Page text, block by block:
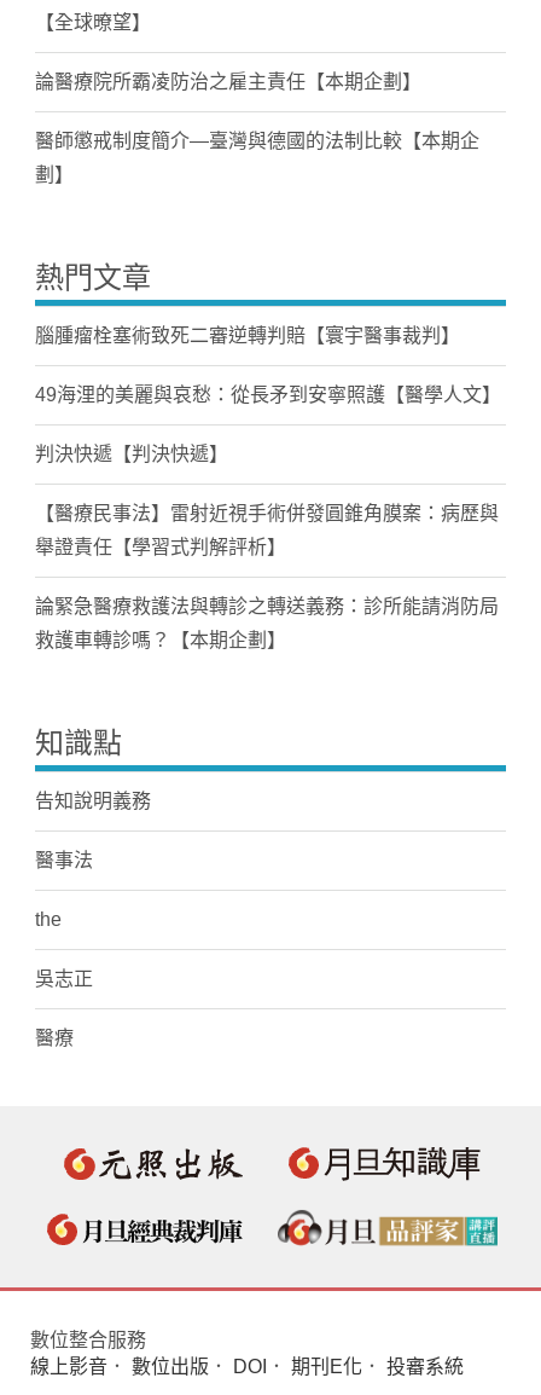
【全球暸望】
論醫療院所霸凌防治之雇主責任【本期企劃】
醫師懲戒制度簡介—臺灣與德國的法制比較【本期企
劃】
熱門文章
腦腫瘤栓塞術致死二審逆轉判賠【寰宇醫事裁判】
49海浬的美麗與哀愁：從長矛到安寧照護【醫學人文】
判決快遞【判決快遞】
【醫療民事法】雷射近視手術併發圓錐角膜案：病歷與
舉證責任【學習式判解評析】
論緊急醫療救護法與轉診之轉送義務：診所能請消防局
救護車轉診嗎？【本期企劃】
知識點
告知說明義務
醫事法
the
吳志正
醫療
數位整合服務
線上影音 ． 數位出版 ． DOI ． 期刊E化 ． 投審系統